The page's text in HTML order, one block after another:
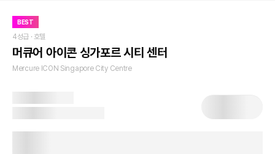
BEST
4성급 · 호텔
머큐어 아이콘 싱가포르 시티 센터
Mercure ICON Singapore City Centre